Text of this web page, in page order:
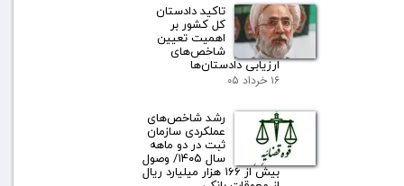
تاکید دادستان
کل کشور بر
اهمیت تعیین
شاخص‌های
ارزیابی دادستان‌ها
۱۶ خرداد ۰۵
رشد شاخص‌های
عملکردی سازمان
ثبت در دو ماهه
سال ۱۴۰۵/ وصول
بیش از ۱۶۶ هزار میلیارد ریال